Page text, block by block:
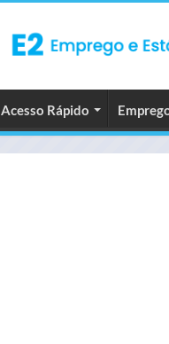
Acesso Rápido